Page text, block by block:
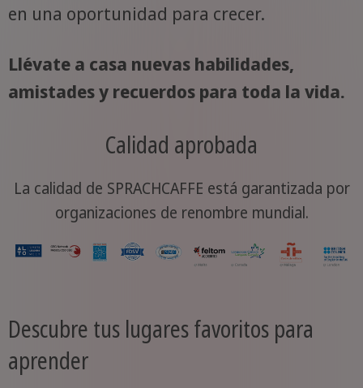
en una oportunidad para crecer.
Llévate a casa nuevas habilidades,
amistades y recuerdos para toda la vida.
Calidad aprobada
La calidad de SPRACHCAFFE está garantizada por
organizaciones de renombre mundial.
Descubre tus lugares favoritos para
aprender